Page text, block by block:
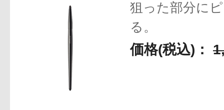
狙った部分に
る。
価格(税込)：